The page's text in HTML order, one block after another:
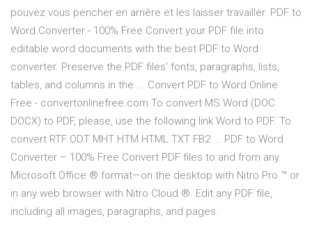
pouvez vous pencher en arrière et les laisser travailler. PDF to
Word Converter - 100% Free Convert your PDF file into
editable word documents with the best PDF to Word
converter. Preserve the PDF files' fonts, paragraphs, lists,
tables, and columns in the ... Convert PDF to Word Online
Free - convertonlinefree.com To convert MS Word (DOC
DOCX) to PDF, please, use the following link Word to PDF. To
convert RTF ODT MHT HTM HTML TXT FB2 ... PDF to Word
Converter – 100% Free Convert PDF files to and from any
Microsoft Office ® format—on the desktop with Nitro Pro ™ or
in any web browser with Nitro Cloud ®. Edit any PDF file,
including all images, paragraphs, and pages.